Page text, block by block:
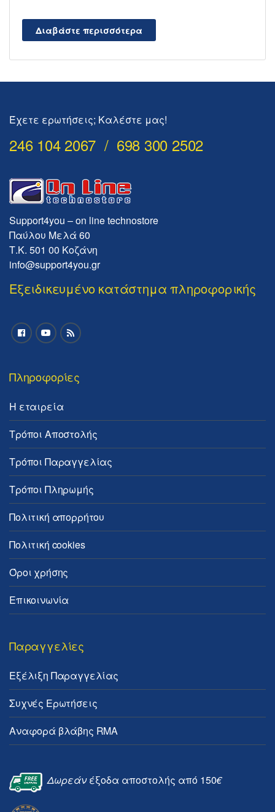
Διαβάστε περισσότερα
Έχετε ερωτήσεις; Καλέστε μας!
246 104 2067 / 698 300 2502
Support4you – on line technostore
Παύλου Μελά 60
Τ.Κ. 501 00 Κοζάνη
info@support4you.gr
Εξειδικευμένο κατάστημα πληροφορικής
Πληροφορίες
Η εταιρεία
Τρόποι Αποστολής
Τρόποι Παραγγελίας
Τρόποι Πληρωμής
Πολιτική απορρήτου
Πολιτική cookies
Όροι χρήσης
Επικοινωνία
Παραγγελίες
Εξέλιξη Παραγγελίας
Συχνές Ερωτήσεις
Αναφορά βλάβης RMA
Δωρεάνέξοδα αποστολής από 150€